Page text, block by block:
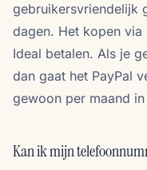
gebruikersvriendelijk
dagen. Het kopen
Ideal betalen. Als je
dan gaat het PayPal
gewoon per maand
Kan ik mijn